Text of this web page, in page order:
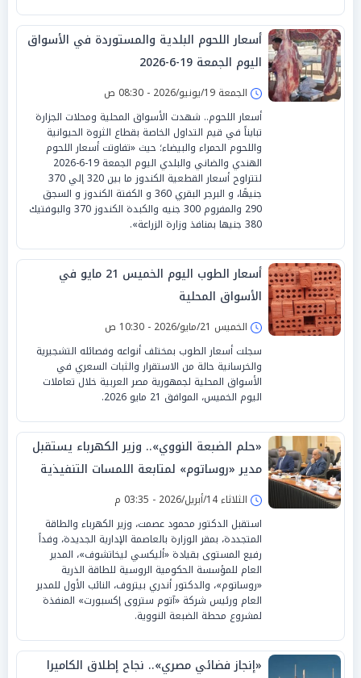
أسعار اللحوم البلدية والمستوردة في الأسواق
اليوم الجمعة 19-6-2026
الجمعة 19/يونيو/2026 - 08:30 ص
أسعار اللحوم.. شهدت الأسواق المحلية ومحلات الجزارة
تبايناً في قيم التداول الخاصة بقطاع الثروة الحيوانية
واللحوم الحمراء والبيضاء؛ حيث «تفاوتت أسعار اللحوم
الهندي والضاني والبلدي اليوم الجمعة 19-6-2026
لتتراوح أسعار القطعية الكندوز ما بين 320 إلي 370
جنيهًا، و البرجر البقري 360 و الكفتة الكندوز و السجق
290 والمفروم 300 جنيه والكبدة الكندوز 370 والبوفتيك
380 جنيها بمنافذ وزارة الزراعة».
أسعار الطوب اليوم الخميس 21 مايو في
الأسواق المحلية
الخميس 21/مايو/2026 - 10:30 ص
سجلت أسعار الطوب بمختلف أنواعه وفصائله التشجيرية
والخرسانية حالة من الاستقرار والثبات السعري في
الأسواق المحلية لجمهورية مصر العربية خلال تعاملات
اليوم الخميس، الموافق 21 مايو 2026.
«حلم الضبعة النووي».. وزير الكهرباء يستقبل
مدير «روساتوم» لمتابعة اللمسات التنفيذية
الثلاثاء 14/أبريل/2026 - 03:35 م
استقبل الدكتور محمود عصمت، وزير الكهرباء والطاقة
المتجددة، بمقر الوزارة بالعاصمة الإدارية الجديدة، وفداً
رفيع المستوى بقيادة «أليكسي ليخاتشوف»، المدير
العام للمؤسسة الحكومية الروسية للطاقة الذرية
«روساتوم»، والدكتور أندري بيتروف، النائب الأول للمدير
العام ورئيس شركة «آتوم ستروى إكسبورت» المنفذة
لمشروع محطة الضبعة النووية.
«إنجاز فضائي مصري».. نجاح إطلاق الكاميرا